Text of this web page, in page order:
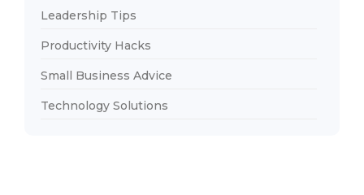
Leadership Tips
Productivity Hacks
Small Business Advice
Technology Solutions